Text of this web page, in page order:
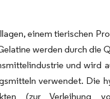
einem tierischen
werden durch die
und wird
verwendet. Die
(zur Verleihung